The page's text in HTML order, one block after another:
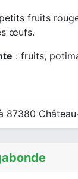
fruits
œufs.
: fruits,
87380